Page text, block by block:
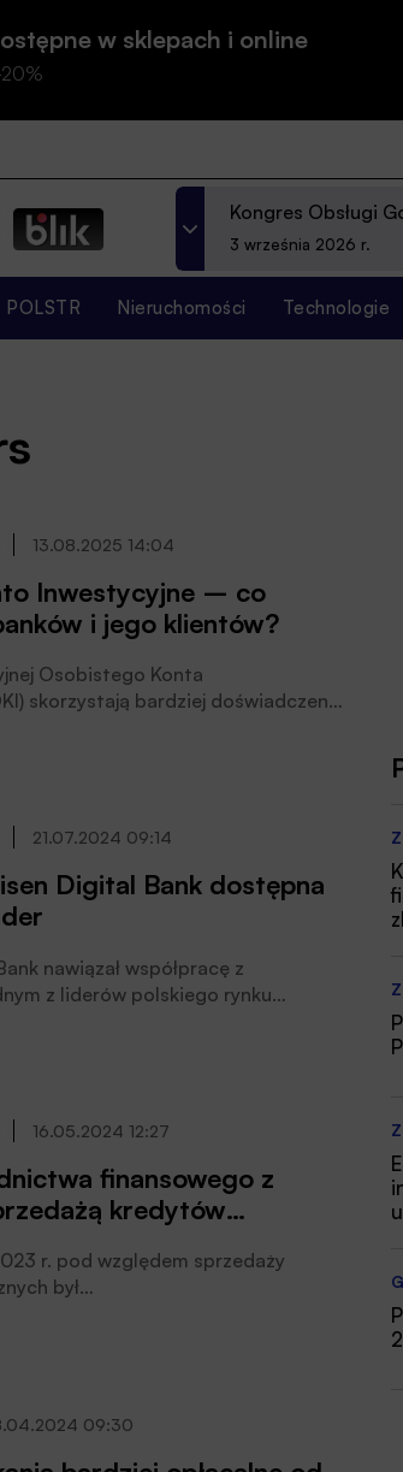
w sklepach i online
20%
Kongres Obsługi
3 września 2026 r.
POLSTR Nieruchomości Technologie
13.08.2025 14:04
Inwestycyjne – co
i jego klientów?
Osobistego Konta
skorzystają bardziej doświadczeni
21.07.2024 09:14
Digital Bank dostępna
nawiązał współpracę z
z liderów polskiego rynku
16.05.2024 12:27
finansowego z
kredytów
r. pod względem sprzedaży
był
– wskazuje Marcin Czugan, Prezes
09:30